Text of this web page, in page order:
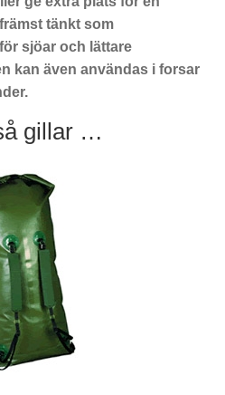
tänkt som
sjöar och lättare
kan även användas i forsar
gillar …